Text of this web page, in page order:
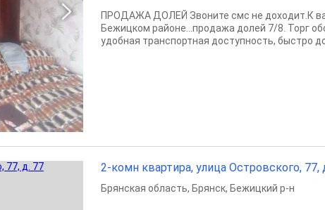
ПРОДАЖА ДОЛЕЙ Звоните смс не доходит.К
Бежицком районе...продажа долей 7/8. Торг
удобная транспортная доступность, быстро
2-комн квартира, улица Островского, 77,
Брянская область, Брянск, Бежицкий р-н